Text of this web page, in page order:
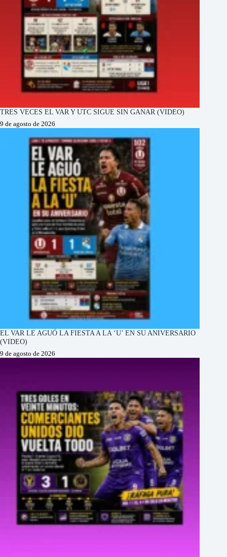
TRES VECES EL VAR Y UTC SIGUE SIN GANAR (VIDEO)
9 de agosto de 2026
EL VAR LE AGUÓ LA FIESTA A LA ‘U’ EN SU ANIVERSARIO
(VIDEO)
9 de agosto de 2026